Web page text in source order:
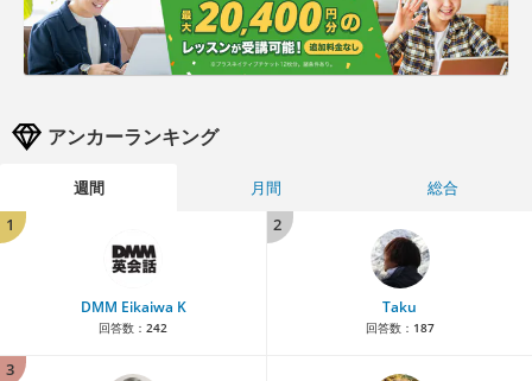
アンカーランキング
週間 月間
総合
1
DMM Eikaiwa K
回答数： 242
2
Taku
回答数： 187
3